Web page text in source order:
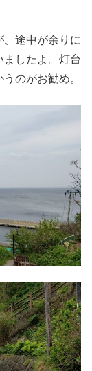
途中が余りに
ましたよ。灯台
のがお勧め。